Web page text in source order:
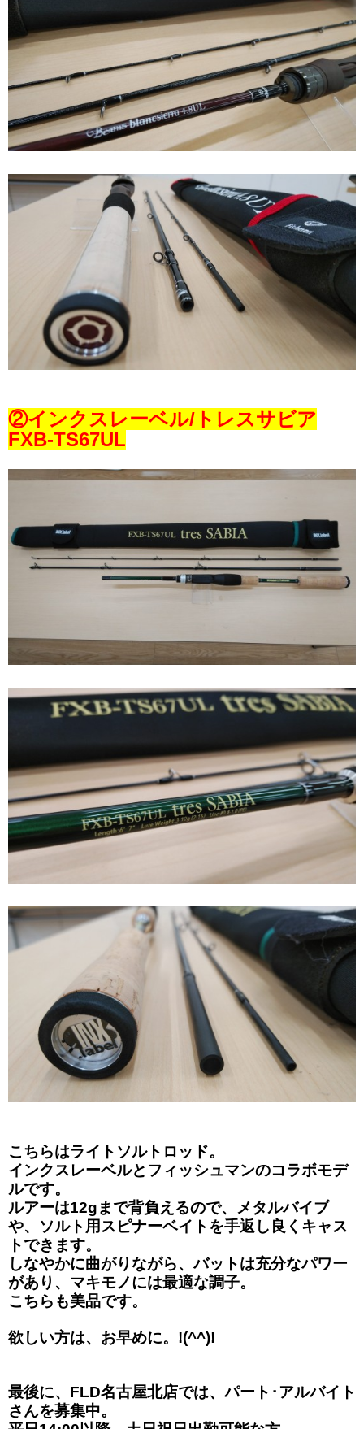
②インクスレーベル/トレスサビア
FXB-TS67UL
こちらはライトソルトロッド。
インクスレーベルとフィッシュマンのコラボモデ
ルです。
ルアーは12gまで背負えるので、メタルバイブ
や、ソルト用スピナーベイトを手返し良くキャス
トできます。
しなやかに曲がりながら、バットは充分なパワー
があり、マキモノには最適な調子。
こちらも美品です。
欲しい方は、お早めに。!(^^)!
最後に、FLD名古屋北店では、パート･アルバイト
さんを募集中。